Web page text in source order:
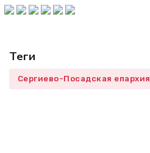
Теги
Сергиево-Посадская епархия